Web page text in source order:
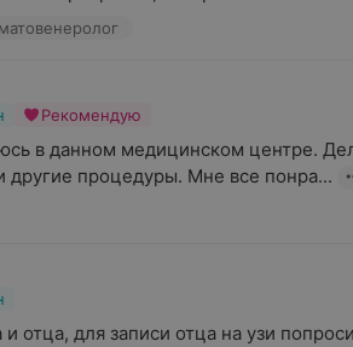
Рекомендую
в данном медицинском центре.
другие процедуры. Мне все понра...
отца, для записи отца на узи